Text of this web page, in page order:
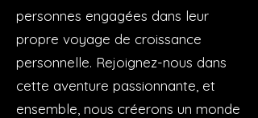
personnes engagées dans leur
propre voyage de croissance
personnelle. Rejoignez-nous dans
cette aventure passionnante, et
ensemble, nous créerons un monde